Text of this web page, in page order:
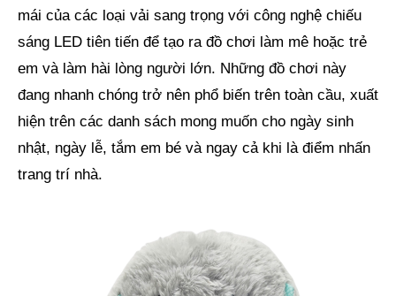
mái của các loại vải sang trọng với công nghệ chiếu
sáng LED tiên tiến để tạo ra đồ chơi làm mê hoặc trẻ
em và làm hài lòng người lớn. Những đồ chơi này
đang nhanh chóng trở nên phổ biến trên toàn cầu, xuất
hiện trên các danh sách mong muốn cho ngày sinh
nhật, ngày lễ, tắm em bé và ngay cả khi là điểm nhấn
trang trí nhà.